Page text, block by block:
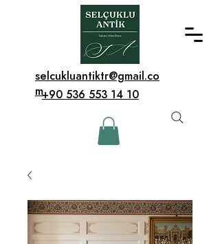
+90 536 553 14 10
selcukluantiktr@gmail.co
m